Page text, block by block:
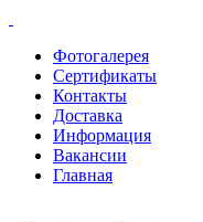
Фотогалерея
Сертификаты
Контакты
Доставка
Информация
Вакансии
Главная